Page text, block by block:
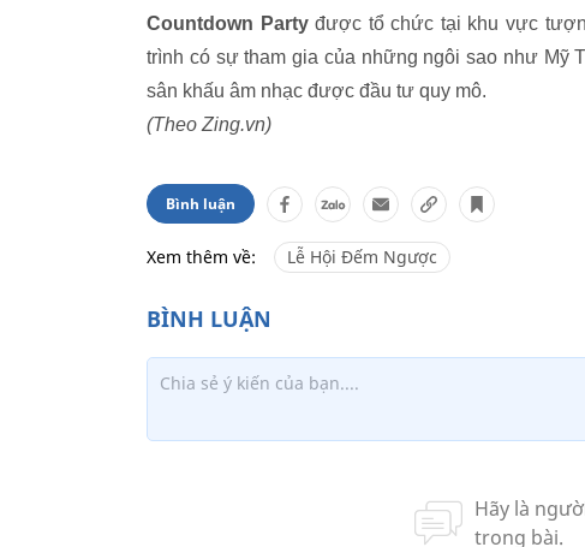
Countdown Partyđược tổ chức tại khu vực
trình có sự tham gia của những ngôi sao như Mỹ
sân khấu âm nhạc được đầu tư quy mô.
(Theo Zing.vn)
Bình luận
Xem thêm về: Lễ Hội Đếm Ngược